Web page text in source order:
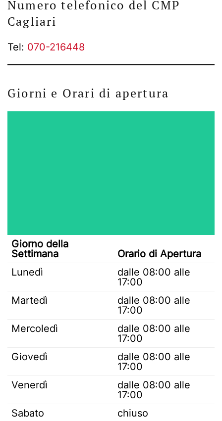
Numero telefonico del CMP
Cagliari
Tel: 070-216448
Giorni e Orari di apertura
Giorno della
Settimana
Orario di Apertura
Lunedì
dalle 08:00 alle
17:00
Martedì
dalle 08:00 alle
17:00
Mercoledì
dalle 08:00 alle
17:00
Giovedì
dalle 08:00 alle
17:00
Venerdì
dalle 08:00 alle
17:00
Sabato
chiuso